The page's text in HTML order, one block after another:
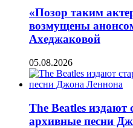
«Позор таким
возмущены
Ахеджаковой
05.08.2026
The Beatles издают
архивные песни